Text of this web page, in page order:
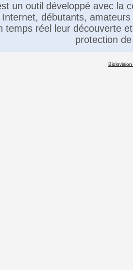
un outil développé avec la
débutants,
temps réel leur découverte
protection
Biolovision